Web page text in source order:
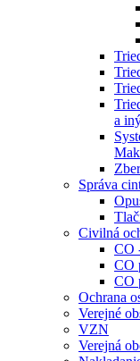
a
Správa
Civilná
CO
CO
CO
Ochrana
Verejné
VZN
Verejná